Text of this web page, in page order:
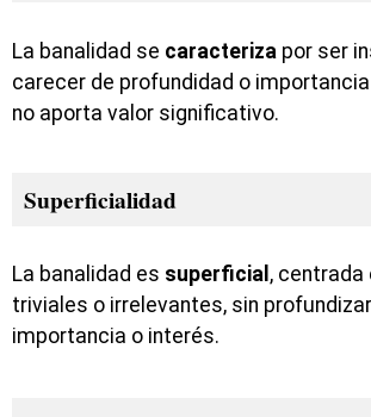
La banalidad se caracteriza por ser
carecer de profundidad o importancia
no aporta valor significativo.
Superficialidad
La banalidad es superficial ,
triviales o irrelevantes, sin
importancia o interés.